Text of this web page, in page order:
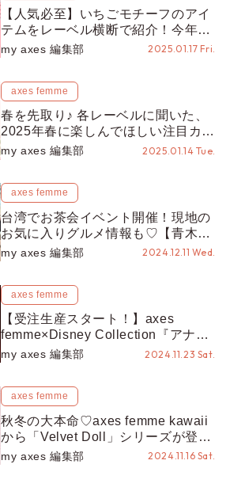
【人気必至】いちごモチーフのアイ
テムをレーベル横断で紹介！今年
も、甘酸っぱくて可愛い魔法に魅せ
my axes 編集部 2025.01.17 Fri.
axes femme
春を先取り♪ 各レーベルに聞いた、
2025年春に楽しんでほしい注目カラ
ーとは♡？
my axes 編集部 2025.01.14 Tue.
axes femme
台湾でお茶会イベント開催！現地の
お気に入りグルメ情報も♡【青木美
沙子さん連載 #4】
my axes 編集部 2024.12.11 Wed.
axes femme
【受注生産スタート！】axes
femme×Disney Collection『アナと
雪の女王』からアナのジャンスカの
my axes 編集部 2024.11.23 Sat.
axes femme
秋冬の大本命♡axes femme kawaii
から「Velvet Doll」シリーズが登
場！重厚感あるお人形さんのような
my axes 編集部 2024.11.16 Sat.